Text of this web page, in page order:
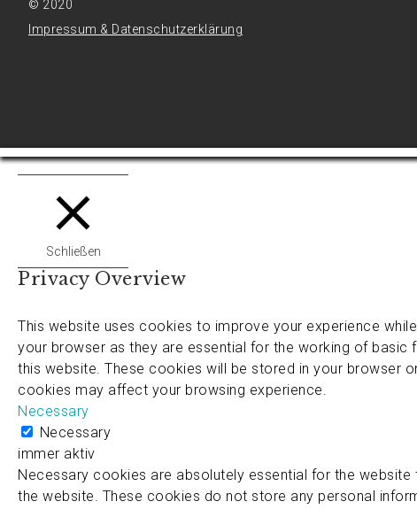
© 2020
Impressum & Datenschutzerklärung
Schließen
Privacy Overview
This website uses cookies to improve your experience
your browser as they are essential for the working of basic
this website. These cookies will be stored in your browser
cookies may affect your browsing experience.
Necessary
Necessary
immer aktiv
Necessary cookies are absolutely essential for the
the website. These cookies do not store any personal